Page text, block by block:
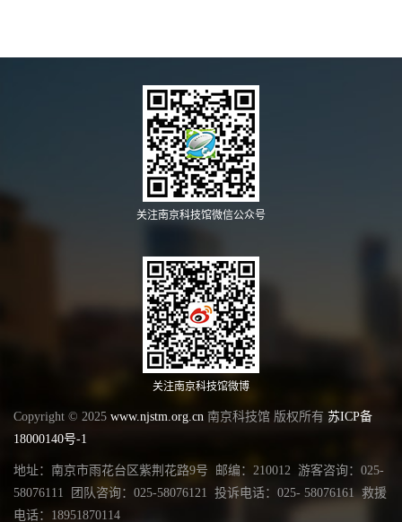
关注南京科技馆微信公众号
关注南京科技馆微博
Copyright © 2025 www.njstm.org.cn 南京科技馆 版权所有 苏ICP备
18000140号-1
地址：南京市雨花台区紫荆花路9号 邮编：210012 游客咨询：025-
58076111 团队咨询：025-58076121 投诉电话：025- 58076161 救援
电话：18951870114